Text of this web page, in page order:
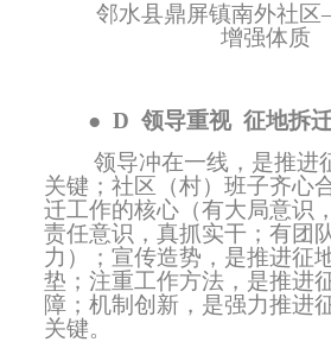
邻水县鼎屏镇南外社
增强体质
● D领导重视 征地拆
领导冲在一线，是推进
关键；社区（村）班子齐心
迁工作的核心（有大局意识
责任意识，真抓实干；有团
力）；宣传造势，是推进征
垫；注重工作方法，是推进
障；机制创新，是强力推进
关键。